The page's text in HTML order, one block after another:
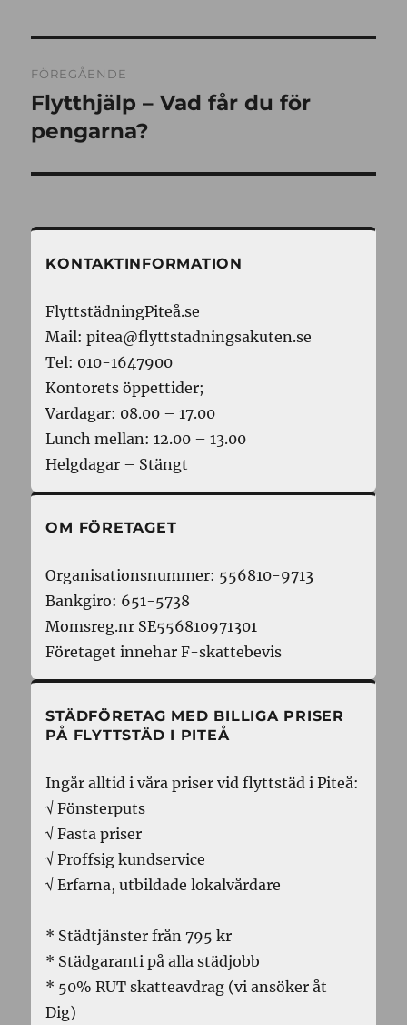
FÖREGÅENDE
Föregående
inlägg:
Flytthjälp – Vad får du för
pengarna?
KONTAKTINFORMATION
FlyttstädningPiteå.se
Mail: pitea@flyttstadningsakuten.se
Tel: 010-1647900
Kontorets öppettider;
Vardagar: 08.00 – 17.00
Lunch mellan: 12.00 – 13.00
Helgdagar – Stängt
OM FÖRETAGET
Organisationsnummer: 556810-9713
Bankgiro: 651-5738
Momsreg.nr SE556810971301
Företaget innehar F-skattebevis
STÄDFÖRETAG MED BILLIGA PRISER
PÅ FLYTTSTÄD I PITEÅ
Ingår alltid i våra priser vid flyttstäd i Piteå:
√ Fönsterputs
√ Fasta priser
√ Proffsig kundservice
√ Erfarna, utbildade lokalvårdare
* Städtjänster från 795 kr
* Städgaranti på alla städjobb
* 50% RUT skatteavdrag (vi ansöker åt
Dig)